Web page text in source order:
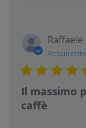
Raffaele
Il massimo
caffè